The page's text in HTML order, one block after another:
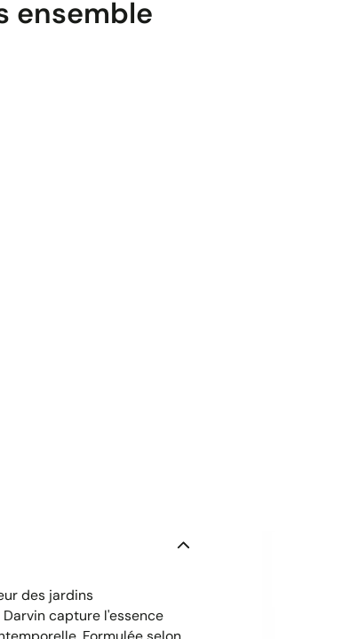
ensemble
des jardins
capture l'essence